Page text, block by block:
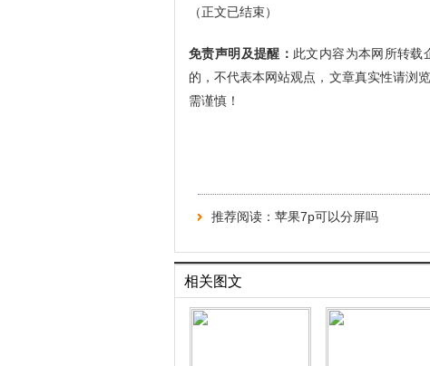
（正文已结束）
免责声明及提醒： 此文内容为本网所转载
的，不代表本网站观点，文章真实性请浏
需谨慎！
推荐阅读： 苹果7p可以分屏吗
相关图文